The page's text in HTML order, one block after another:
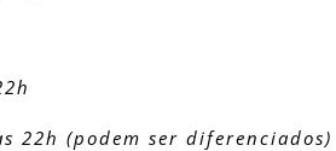
22h (podem ser diferenciados)